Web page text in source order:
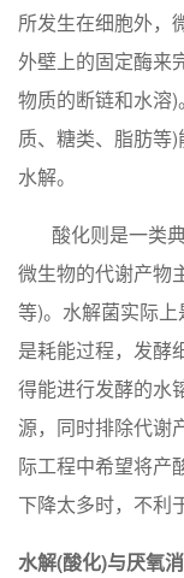
所发生在细胞外，
外壁上的固定酶来
物质的断链和水溶
质、糖类、脂肪等
水解。
酸化则是一类典
微生物的代谢产物
等)。水解菌实际
是耗能过程，发酵
得能进行发酵的水
源，同时排除代谢
际工程中希望将产
下降太多时，不利
水解(酸化)与厌氧